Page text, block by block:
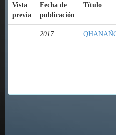
Vista
previa
Fecha de
publicación
Título
2017